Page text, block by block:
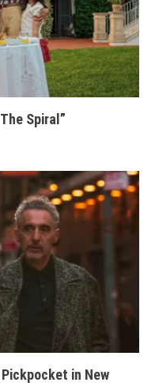
Spiral”
in New